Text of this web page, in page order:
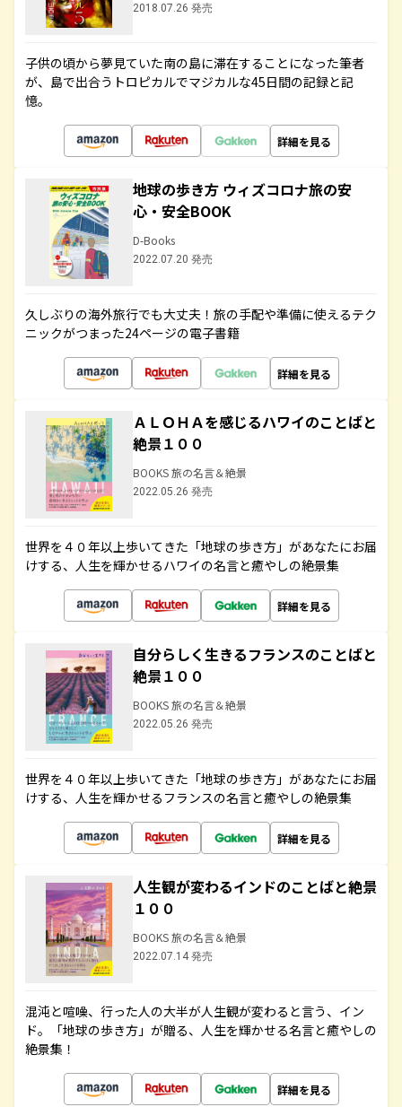
2018.07.26 発売
子供の頃から夢見ていた南の島に滞在することになった筆者
が、島で出合うトロピカルでマジカルな45日間の記録と記
憶。
詳細を見る
地球の歩き方 ウィズコロナ旅の安
心・安全BOOK
D-Books
2022.07.20 発売
久しぶりの海外旅行でも大丈夫！旅の手配や準備に使えるテク
ニックがつまった24ページの電子書籍
詳細を見る
ＡＬＯＨＡを感じるハワイのことばと
絶景１００
BOOKS 旅の名言＆絶景
2022.05.26 発売
世界を４０年以上歩いてきた「地球の歩き方」があなたにお届
けする、人生を輝かせるハワイの名言と癒やしの絶景集
詳細を見る
自分らしく生きるフランスのことばと
絶景１００
BOOKS 旅の名言＆絶景
2022.05.26 発売
世界を４０年以上歩いてきた「地球の歩き方」があなたにお届
けする、人生を輝かせるフランスの名言と癒やしの絶景集
詳細を見る
人生観が変わるインドのことばと絶景
１００
BOOKS 旅の名言＆絶景
2022.07.14 発売
混沌と喧噪、行った人の大半が人生観が変わると言う、イン
ド。「地球の歩き方」が贈る、人生を輝かせる名言と癒やしの
絶景集！
詳細を見る